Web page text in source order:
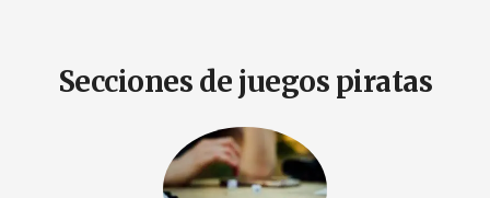
Secciones de juegos piratas